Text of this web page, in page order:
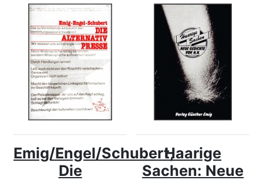
Emig/Engel/Schubert,
Die
Haarige
Sachen: Neue